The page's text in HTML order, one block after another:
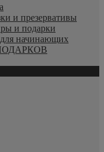
и презервативы
и подарки
начинающих